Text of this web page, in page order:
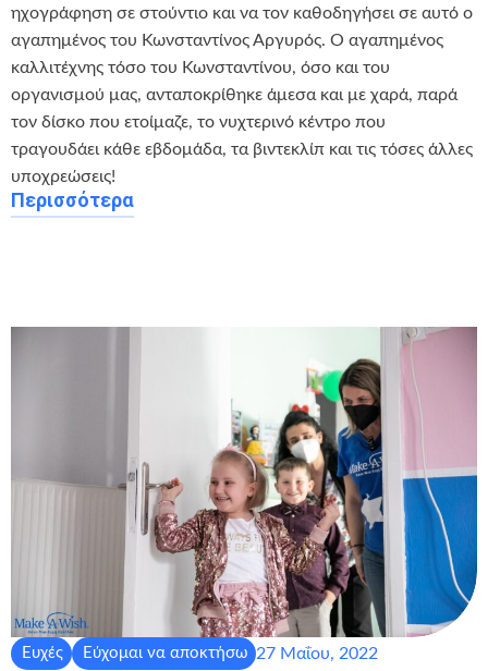
ηχογράφηση σε στούντιο και να τον καθοδηγήσει σε αυτό ο
αγαπημένος του Κωνσταντίνος Αργυρός. Ο αγαπημένος
καλλιτέχνης τόσο του Κωνσταντίνου, όσο και του
οργανισμού μας, ανταποκρίθηκε άμεσα και με χαρά, παρά
τον δίσκο που ετοίμαζε, το νυχτερινό κέντρο που
τραγουδάει κάθε εβδομάδα, τα βιντεκλίπ και τις τόσες άλλες
υποχρεώσεις!
Περισσότερα
Ευχές Εύχομαι να αποκτήσω 27 Μαΐου, 2022